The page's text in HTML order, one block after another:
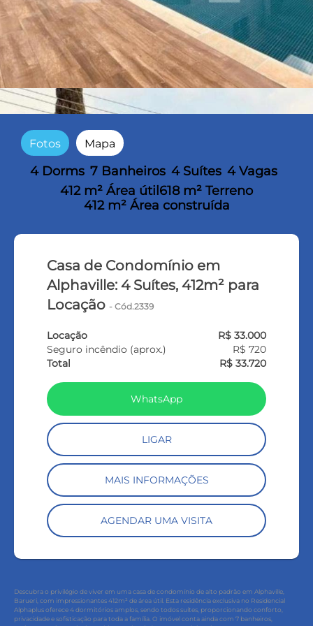
Fotos Mapa
4 Dorms 7 Banheiros 4 Suítes 4 Vagas
412 m² Área útil 618 m² Terreno
412 m² Área construída
Casa de Condomínio em
Alphaville: 4 Suítes, 412m² para
Locação - Cód.2339
Locação
R$ 33.000
Seguro incêndio (aprox.)
R$ 720
Total
R$ 33.720
WhatsApp
LIGAR
MAIS INFORMAÇÕES
AGENDAR UMA VISITA
Descubra o privilégio de viver em uma casa de condomínio de alto padrão em Alphaville,
Barueri, com impressionantes 412m² de área útil. Esta residência exclusiva no Residencial
Alphaplus oferece 4 dormitórios amplos, sendo todos suítes, proporcionando conforto,
privacidade e sofisticação para toda a família. O imóvel conta ainda com 7 banheiros,